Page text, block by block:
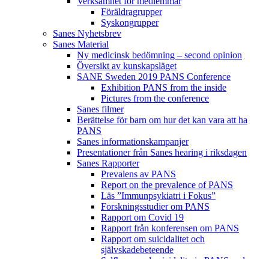
Föräldragrupper
Syskongrupper
Sanes Nyhetsbrev
Sanes Material
Ny medicinsk bedömning – second opinion
Översikt av kunskapsläget
SANE Sweden 2019 PANS Conference
Exhibition PANS from the inside
Pictures from the conference
Sanes filmer
Berättelse för barn om hur det kan vara att ha
PANS
Sanes informationskampanjer
Presentationer från Sanes hearing i riksdagen
Sanes Rapporter
Prevalens av PANS
Report on the prevalence of PANS
Läs ”Immunpsykiatri i Fokus”
Forskningsstudier om PANS
Rapport om Covid 19
Rapport från konferensen om PANS
Rapport om suicidalitet och
självskadebeteende